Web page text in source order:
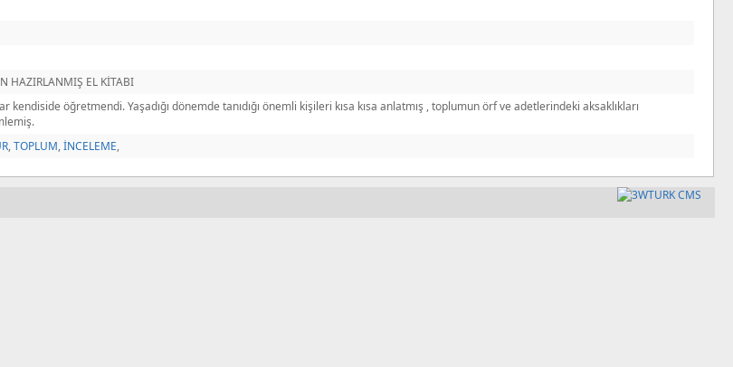
HAZIRLANMIŞ EL KİTABI
kendiside öğretmendi. Yaşadığı dönemde tanıdığı önemli kişileri kısa kısa anlatmış , toplumun örf ve adetlerindeki aksaklıkları
,TOPLUM,İNCELEME,